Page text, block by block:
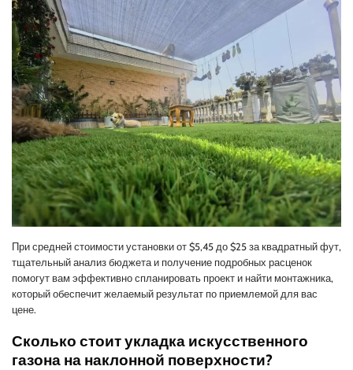
При средней стоимости установки от $5,45 до $25 за квадратный фут,
тщательный анализ бюджета и получение подробных расценок
помогут вам эффективно спланировать проект и найти монтажника,
который обеспечит желаемый результат по приемлемой для вас
цене.
Сколько стоит укладка искусственного
газона на наклонной поверхности?